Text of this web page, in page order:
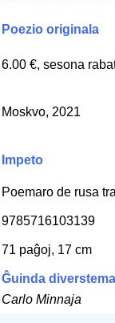
Poezio originala
6.00 €, sesona
Moskvo, 2021
Impeto
Poemaro de rusa
9785716103139
71 paĝoj, 17 cm
Ĝuinda
Carlo Minnaja